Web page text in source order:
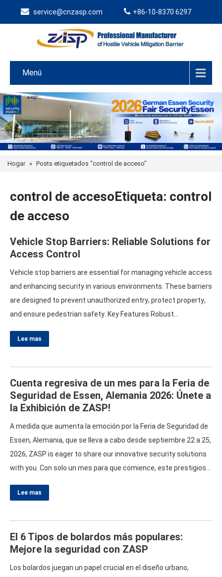
service@cnzasp.com +86-10-8370 6297
Menú
Hogar » Posts etiquetados "control de acceso"
control de accesoEtiqueta: control
de acceso
Vehicle Stop Barriers: Reliable Solutions for
Access Control
Vehicle stop barriers are essential for managing vehicle access
and enhancing security in various environments These barriers
are designed to prevent unauthorized entry, protect property,
and ensure pedestrian safety Key Features Robust
heavy-duty plastic
Operation: Disponible…
Lee mas
Cuenta regresiva de un mes para la Feria de
Seguridad de Essen, Alemania 2026: Únete a
la Exhibición de ZASP!
A medida que aumenta la emoción por la Feria de Seguridad de
Essen, Alemania, que se lleva a cabo desde septiembre 22 a 25,
2026, ZASP is eager to share our innovative security solutions
with you . Con solo un mes para que comience, este prestigioso
profesionales de la industria que buscan explorar lo último en
Lee mas
El 6 Tipos de bolardos más populares:
Mejore la seguridad con ZASP
Los bolardos juegan un papel crucial en el diseño urbano,